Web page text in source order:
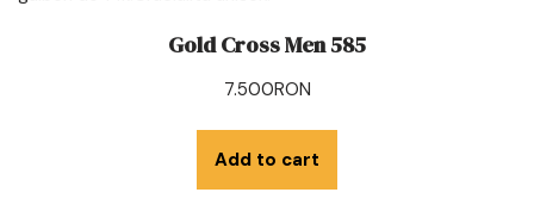
Gold Cross Men 585
7.500RON
Add to cart